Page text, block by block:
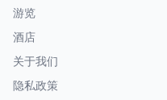
游览
酒店
关于我们
隐私政策